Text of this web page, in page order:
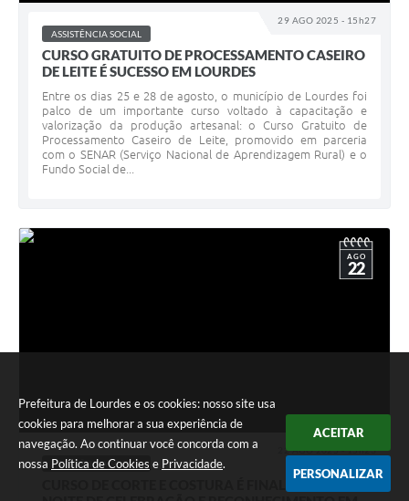
Prefeitura de Lourdes e os cookies: nosso site usa
cookies para melhorar a sua experiência de
navegação. Ao continuar você concorda com a
nossa Política de Cookies e Privacidade.
ACEITAR
PERSONALIZAR
29 AGO 2025 - 15h27
ASSISTÊNCIA SOCIAL
CURSO GRATUITO DE PROCESSAMENTO CASEIRO
DE LEITE É SUCESSO EM LOURDES
Entre os dias 25 e 28 de agosto, o município de Lourdes foi
palco de um importante curso voltado à capacitação e
valorização da produção artesanal: o Curso Gratuito de
Processamento Caseiro de Leite, promovido em parceria
com o SENAR (Serviço Nacional de Aprendizagem Rural) e o
Fundo Social de...
22 AGO 2025 - 15h23
AGO
22
ASSISTÊNCIA SOCIAL